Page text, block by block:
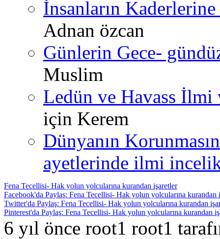
İnsanların
Adnan özcan
Günlerin Gece-
Muslim
Ledün ve Havass İlmi
için Kerem
Dünyanın
ayetlerinde ilmi
Fena Tecellisi- Hak yolun yolcularına kurandan işaretler
Facebook'da Paylaş: Fena Tecellisi- Hak yolun yolcularına kurandan
Twitter'da Paylaş: Fena Tecellisi- Hak yolun yolcularına kurandan
Pinterest'da Paylaş: Fena Tecellisi- Hak yolun yolcularına kurandan
6 yıl önce root1 root1